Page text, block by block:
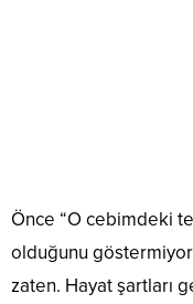
Önce “O cebimdeki
olduğunu
zaten. Hayat şartları